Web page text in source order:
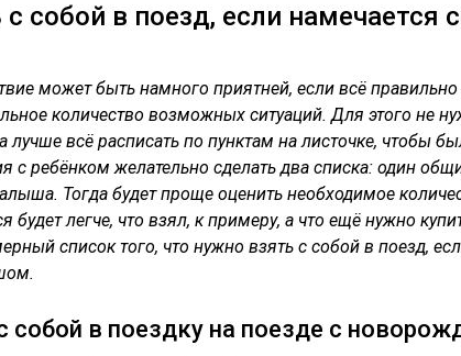
с собой в поезд, если намечается
может быть намного приятней, если всё правильно
количество возможных ситуаций. Для этого не
лучше всё расписать по пунктам на листочке, чтобы
с ребёнком желательно сделать два списка: один
Тогда будет проще оценить необходимое
будет легче, что взял, к примеру, а что ещё нужно
список того, что нужно взять с собой в поезд,
собой в поездку на поезде с